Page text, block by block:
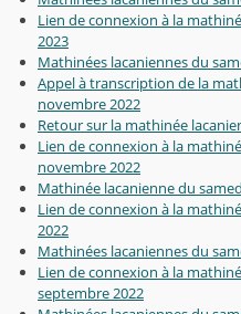
Lien de connexion à la
2023
Mathinées lacaniennes du
Appel à transcription de la
novembre 2022
Retour sur la mathinée
Lien de connexion à la
novembre 2022
Mathinée lacanienne du
Lien de connexion à la
2022
Mathinées lacaniennes du
Lien de connexion à la
septembre 2022